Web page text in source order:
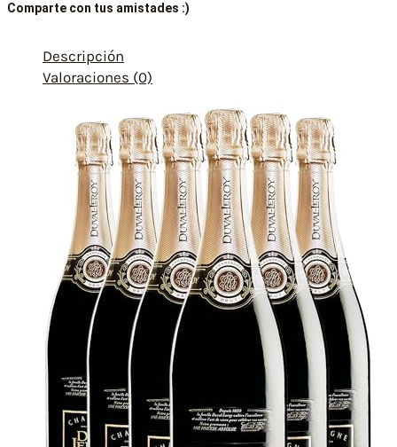
Comparte con tus amistades :)
Descripción
Valoraciones (0)